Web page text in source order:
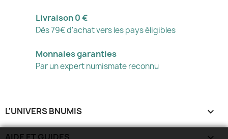
Livraison 0 €
Dès 79€ d'achat vers les pays éligibles
Monnaies garanties
Par un expert numismate reconnu
L'UNIVERS BNUMIS 
AIDE ET GUIDES